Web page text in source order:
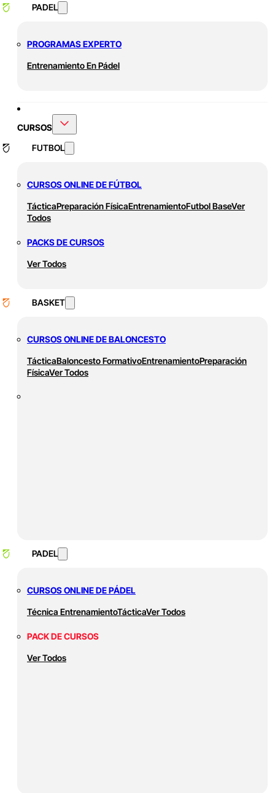
PADEL
PROGRAMAS EXPERTO
Entrenamiento En Pádel
CURSOS
FUTBOL
CURSOS ONLINE DE FÚTBOL
TácticaPreparación FísicaEntrenamientoFutbol BaseVer
Todos
PACKS DE CURSOS
Ver Todos
BASKET
CURSOS ONLINE DE BALONCESTO
TácticaBaloncesto FormativoEntrenamientoPreparación
FísicaVer Todos
PADEL
CURSOS ONLINE DE PÁDEL
Técnica EntrenamientoTácticaVer Todos
PACK DE CURSOS
Ver Todos